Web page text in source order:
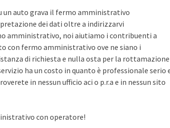
un auto grava il fermo amministrativo
dei dati oltre a indirizzarvi
amministrativo, noi aiutiamo i contribuenti a
con fermo amministrativo ove ne siano i
di richiesta e nulla osta per la rottamazione
ha un costo in quanto è professionale serio
in nessun ufficio aci o p.r.a e in nessun sito
con operatore!